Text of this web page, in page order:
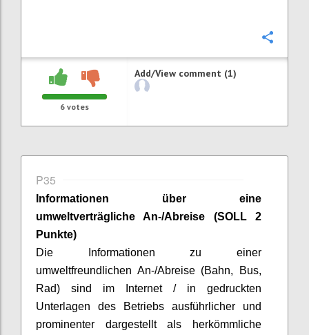
6 votes
Add/View comment (1)
P35
Informationen über eine
umweltverträgliche An-/Abreise (SOLL 2
Punkte)
Die Informationen zu einer
umweltfreundlichen An-/Abreise (Bahn, Bus,
Rad) sind im Internet / in gedruckten
Unterlagen des Betriebs ausführlicher und
prominenter dargestellt als herkömmliche